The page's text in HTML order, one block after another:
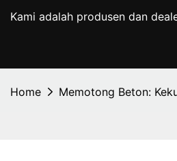
Kami adalah produsen dan
Home Memotong Beton: